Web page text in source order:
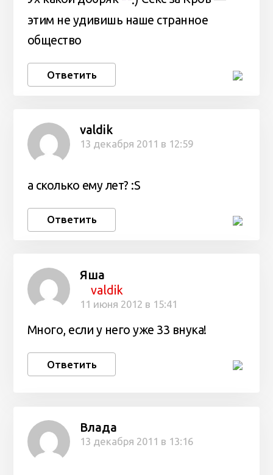
этим не удивишь наше странное
общество
Ответить
valdik
13 декабря 2011 в 12:59
а сколько ему лет? :S
Ответить
Яша
valdik
11 июня 2012 в 15:41
Много, если у него уже 33 внука!
Ответить
Влада
13 декабря 2011 в 13:16